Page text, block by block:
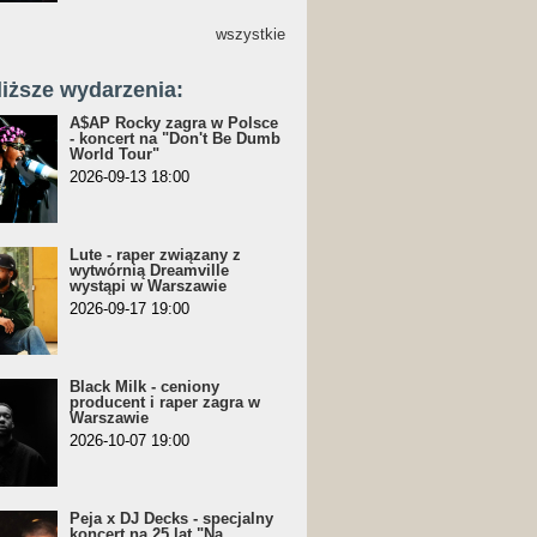
wszystkie
wydarzenia:
A$AP Rocky zagra w Polsce
- koncert na "Don't Be Dumb
World Tour"
2026-09-13 18:00
Lute - raper związany z
wytwórnią Dreamville
wystąpi w Warszawie
2026-09-17 19:00
Black Milk - ceniony
producent i raper zagra w
Warszawie
2026-10-07 19:00
Peja x DJ Decks - specjalny